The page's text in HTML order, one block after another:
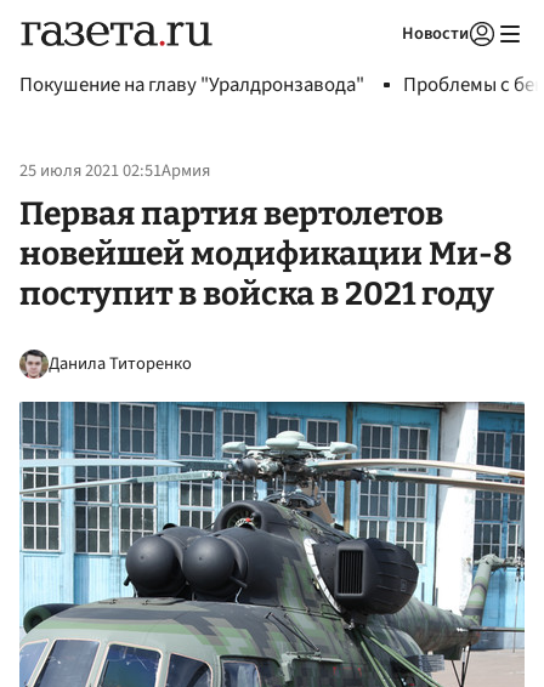
Новости
Покушение на главу "Уралдронзавода" Проблемы с
25 июля 2021 02:51Армия
Первая партия вертолетов
новейшей модификации Ми-8
поступит в войска в 2021 году
Данила Титоренко